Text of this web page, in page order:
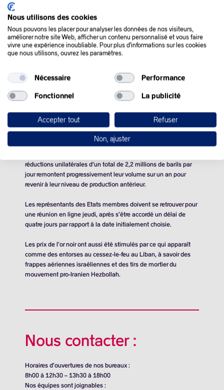
QUE SE PASSE-T-IL
DANS LE MONDE :
médias ont fait état d’un possible nouveau report de
l’augmentation de production de l’alliance Opep+ pour tenir
compte d’un risque de déséquilibre du marché en 2025.
réductions unilatérales d’un total de 2,2 millions de barils par
jour remontent progressivement leur volume sur un an pour
revenir à leur niveau de production antérieur.
Les représentants des Etats membres doivent se retrouver pour
une réunion en ligne jeudi, après s’être accordé un délai de
quatre jours par rapport à la date initialement choisie.
Les prix de l’or noir ont aussi été stimulés par ce qui apparaît
comme des entorses au cessez-le-feu au Liban, à savoir des
frappes aériennes israéliennes et des tirs de mortier du
mouvement pro-Iranien Hezbollah.
Nous contacter :
Horaires d’ouvertures de nos bureaux :
8h00 à 12h30 – 13h30 à 18h00
Nos équipes sont joignables :
Nous utilisons des cookies
Nous pouvons les placer pour analyser les données de nos visiteurs,
améliorer notre site Web, afficher un contenu personnalisé et vous faire
vivre une expérience inoubliable. Pour plus d'informations sur les cookies
que nous utilisons, ouvrez les paramètres.
Nécessaire Performance
Fonctionnel La publicité
Accepter tout Refuser
Non, ajuster